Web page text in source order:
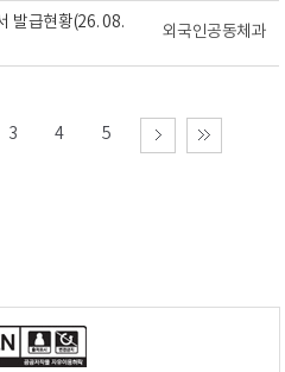
발급현황(26. 08.
외국인공동체과
3 4 5